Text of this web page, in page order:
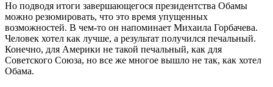
Но подводя итоги завершающегося президентства Обамы
можно резюмировать, что это время упущенных
возможностей. В чем-то он напоминает Михаила Горбачева.
Человек хотел как лучше, а результат получился печальный.
Конечно, для Америки не такой печальный, как для
Советского Союза, но все же многое вышло не так, как хотел
Обама.